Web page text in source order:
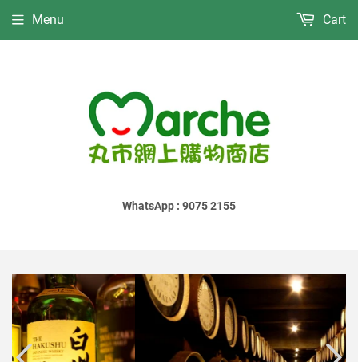
WhatsApp : 9075 2155
Menu Cart